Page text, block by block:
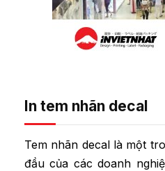
In tem nhãn decal
Tem nhãn decal là một
đầu của các doanh